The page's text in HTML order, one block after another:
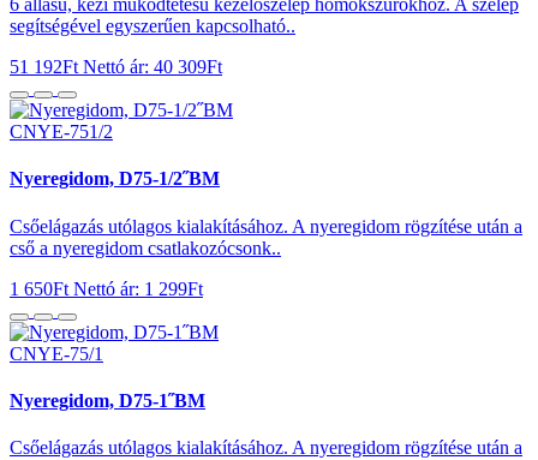
6 állású, kézi működtetésű kezelőszelep homokszűrőkhöz. A szelep
segítségével egyszerűen kapcsolható..
51 192Ft Nettó ár: 40 309Ft
CNYE-751/2
Nyeregidom, D75-1/2˝BM
Csőelágazás utólagos kialakításához. A nyeregidom rögzítése után a
cső a nyeregidom csatlakozócsonk..
1 650Ft Nettó ár: 1 299Ft
CNYE-75/1
Nyeregidom, D75-1˝BM
Csőelágazás utólagos kialakításához. A nyeregidom rögzítése után a